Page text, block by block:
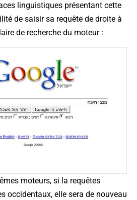
linguistiques présentant cette
de saisir sa requête de droite à
de recherche du moteur :
moteurs, si la requêtes
occidentaux, elle sera de nouveau